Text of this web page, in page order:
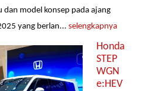
model konsep pada ajang
yang berlan...selengkapnya
Honda
STEP
WGN
e:HEV